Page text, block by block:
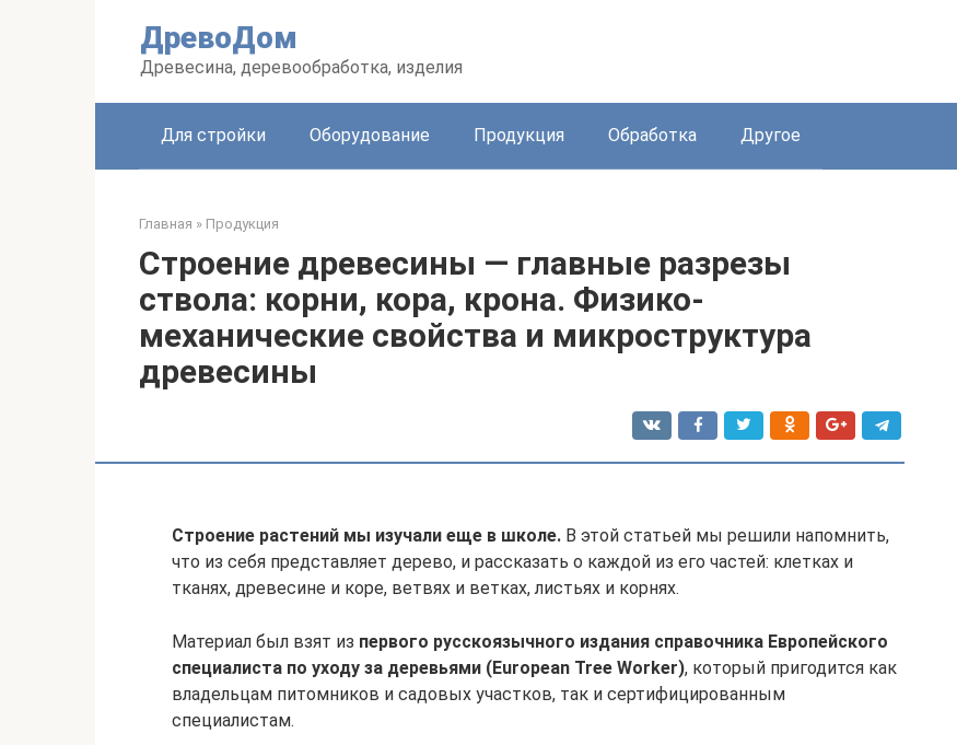
ДревоДом
Древесина, деревообработка, изделия
Для стройки Оборудование Продукция Обработка Другое
Главная » Продукция
Строение древесины — главные разрезы
ствола: корни, кора, крона. Физико-
механические свойства и микроструктура
древесины
Строение растений мы изучали еще в школе. В этой статьей мы решили напомнить,
что из себя представляет дерево, и рассказать о каждой из его частей: клетках и
тканях, древесине и коре, ветвях и ветках, листьях и корнях.
Материал был взят из первого русскоязычного издания справочника Европейского
специалиста по уходу за деревьями (European Tree Worker), который пригодится как
владельцам питомников и садовых участков, так и сертифицированным
специалистам.